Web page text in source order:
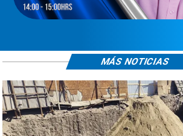
MÁS NOTICIAS